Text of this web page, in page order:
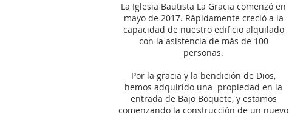
La Iglesia Bautista La Gracia comenzó en
mayo de 2017. Rápidamente creció a la
capacidad de nuestro edificio alquilado
con la asistencia de más de 100
personas.
Por la gracia y la bendición de Dios,
hemos adquirido una propiedad en la
entrada de Bajo Boquete, y estamos
comenzando la construcción de un nuevo